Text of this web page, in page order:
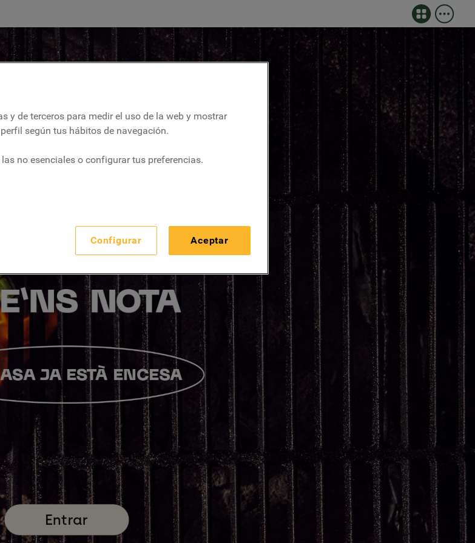
y de terceros para medir el uso de la web y mostrar
según tus hábitos de navegación.
no esenciales o configurar tus preferencias.
Configurar Aceptar
Entrar
bo
NOTA
JA ESTÀ ENCESA